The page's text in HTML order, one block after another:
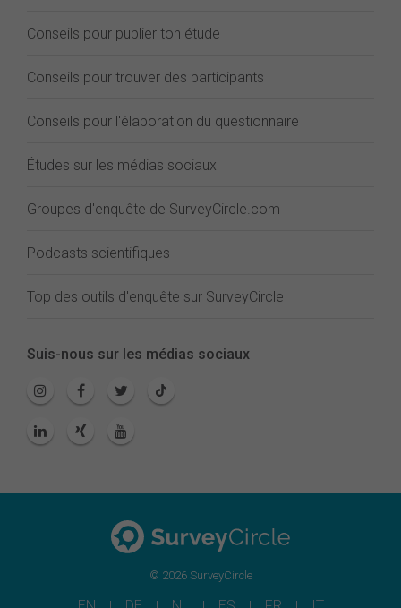
Conseils pour publier ton étude
Conseils pour trouver des participants
Conseils pour l'élaboration du questionnaire
Études sur les médias sociaux
Groupes d'enquête de SurveyCircle.com
Podcasts scientifiques
Top des outils d'enquête sur SurveyCircle
Suis-nous sur les médias sociaux
© 2026 SurveyCircle